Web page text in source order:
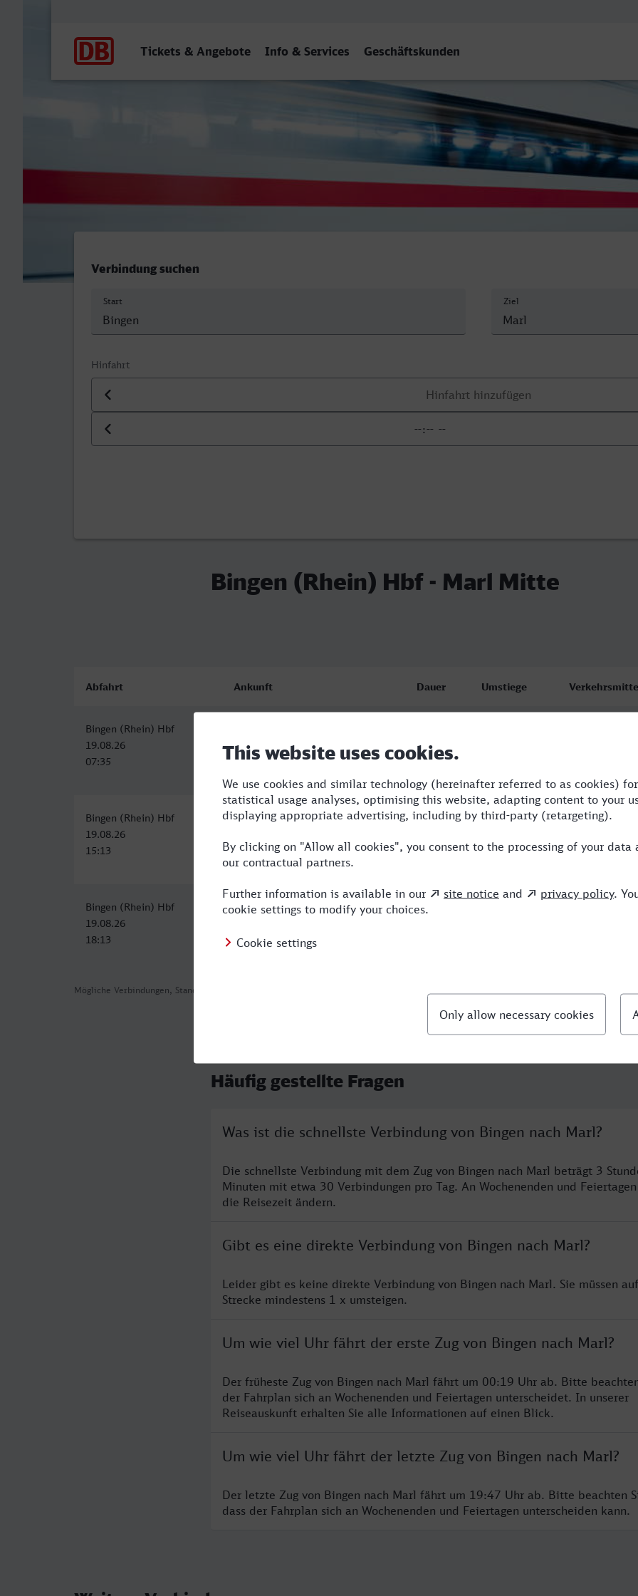
Tickets & Angebote Info & Services Geschäftskunden
Bingen (Rhein) Hbf - Marl Mitte
Verbindung suchen
Start Ziel
Hinfahrt
Datum der Hinfahrt
Uhrzeit der Hinfahrt
Bingen (Rhein) Hbf - Marl Mitte
Mögliche Verbindungen, Stand: 2026-08-05 08:08
Abfahrt Ankunft Dauer Umstiege
Bingen (Rhein) Hbf
19.08.26
07:35
19.08.26
11:17
Bingen (Rhein) Hbf
19.08.26
15:13
Marl Mitte, Marl (Westf)
21:03
5:50 3 BUS,VLX,RE,ICE
Bingen (Rhein) Hbf
19.08.26
18:13
Marl Mitte, Marl (Westf)
23:06
4:53
Häufig gestellte Fragen
Was ist die schnellste Verbindung von Bingen nach Marl?
Die schnellste Verbindung mit dem Zug von Bingen nach Marl beträgt 3
Minuten mit etwa 30 Verbindungen pro Tag. An Wochenenden und
die Reisezeit ändern.
Gibt es eine direkte Verbindung von Bingen nach Marl?
Leider gibt es keine direkte Verbindung von Bingen nach Marl. Sie müssen
Strecke mindestens 1 x umsteigen.
Um wie viel Uhr fährt der erste Zug von Bingen nach Marl?
Der früheste Zug von Bingen nach Marl fährt um 00:19 Uhr ab. Bitte
der Fahrplan sich an Wochenenden und Feiertagen unterscheidet. In unserer
Reiseauskunft erhalten Sie alle Informationen auf einen Blick.
Um wie viel Uhr fährt der letzte Zug von Bingen nach Marl?
Der letzte Zug von Bingen nach Marl fährt um 19:47 Uhr ab. Bitte beachten
dass der Fahrplan sich an Wochenenden und Feiertagen unterscheiden kann.